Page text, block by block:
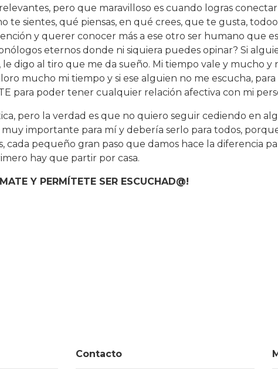
pero que maravilloso es cuando logras
te sientes, qué piensas, en qué crees, que te gusta,
y querer conocer más a ese otro ser humano que
eternos donde ni siquiera puedes opinar? Si
le digo al tiro que me da sueño. Mi tiempo vale y mucho y
mucho mi tiempo y si ese alguien no me escucha,
para poder tener cualquier relación afectiva con mi
pero la verdad es que no quiero seguir cediendo en
importante para mí y debería serlo para todos,
cada pequeño gran paso que damos hace la diferencia
hay que partir por casa.
Y PERMÍTETE SER ESCUCHAD@!
Contacto